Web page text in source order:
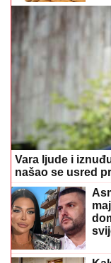
Vara ljude i
našao se usred